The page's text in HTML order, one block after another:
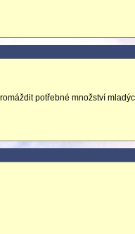
potřebné množství